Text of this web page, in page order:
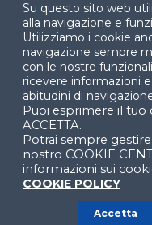
YouTube
© 2024 Copyright ©
Su questo sito web
alla navigazione e
Utilizziamo i cookie
navigazione sempre
con le nostre
ricevere informazioni
abitudini di
Puoi esprimere il tuo
ACCETTA.
Potrai sempre
nostro COOKIE
informazioni sui
COOKIE POLICY
Accetta